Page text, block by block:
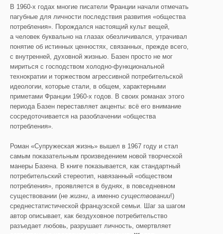
В 1960-х годах многие писатели Франции начали отмечать
пагубные для личности последствия развития «общества
потребления». Порождался настоящий культ вещей,
а человек буквально на глазах обезличивался, утрачивал
понятие об истинных ценностях, связанных, прежде всего,
с внутренней, духовной жизнью. Базен просто не мог
мириться с господством холодно-функциональной
технократии и торжеством агрессивной потребительской
идеологии, которые стали, в общем, характерными
приметами Франции 1960-х годов. В своих романах этого
периода Базен переставляет акценты: всё его внимание
сосредоточивается на разоблачении «общества
потребления».
Роман «Супружеская жизнь» вышел в 1967 году и стал
самым показательным произведением новой творческой
манеры Базена. В книге показывается, как стандартный
потребительский стереотип, навязанный «обществом
потребления», проявляется в буднях, в повседневном
существовании (нежизни, а именно существовании!)
среднестатистической французской семьи. Шаг за шагом
автор описывает, как бездуховное потребительство
разъедает любовь, разрушает личность, омертвляет